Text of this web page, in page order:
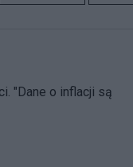
"Dane o inflacji są